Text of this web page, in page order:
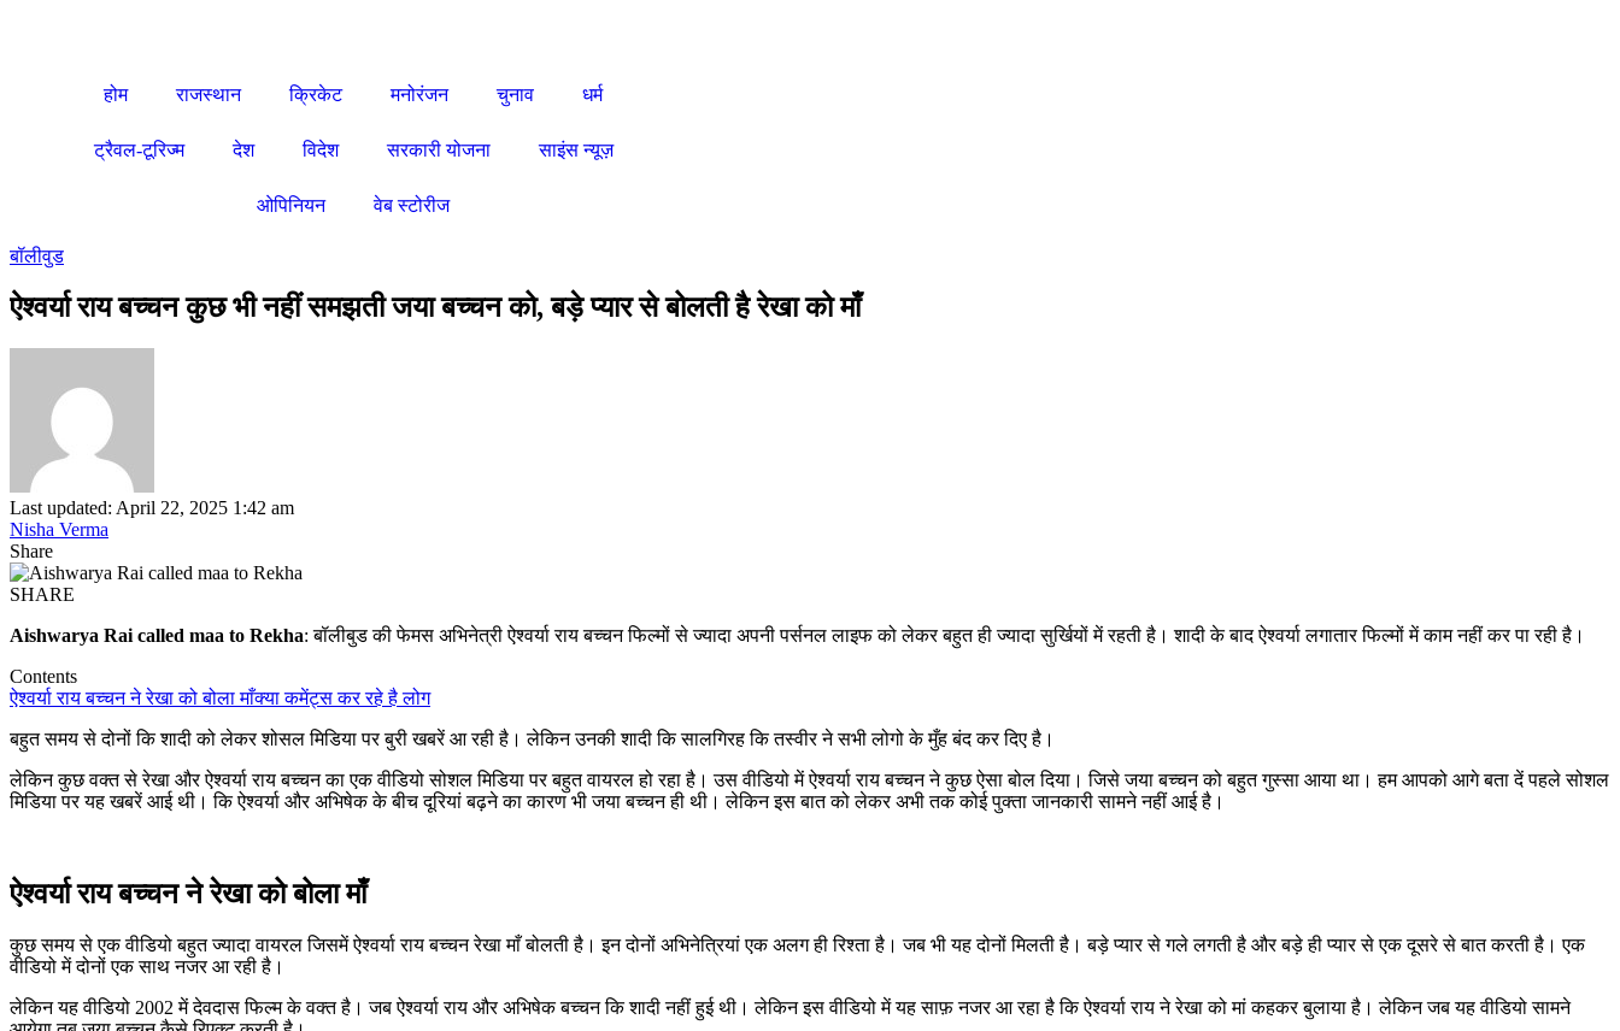
होम राजस्थान क्रिकेट मनोरंजन चुनाव धर्म
ट्रैवल-टूरिज्म देश विदेश सरकारी योजना साइंस न्यूज़
ओपिनियन वेब स्टोरीज
बॉलीवुड
ऐश्वर्या राय बच्चन कुछ भी नहीं समझती जया बच्चन को, बड़े प्यार से बोलती है रेखा को माँ
Last updated: April 22, 2025 1:42 am
Nisha Verma
Share
SHARE
Aishwarya Rai called maa to Rekha: बॉलीबुड की फेमस अभिनेत्री ऐश्वर्या राय बच्चन फिल्मों से ज्यादा अपनी पर्सनल लाइफ को लेकर बहुत ही ज्यादा सुर्खियों में रहती है। शादी के बाद ऐश्वर्या लगातार फिल्मों में काम नहीं कर पा रही है।
Contents
ऐश्वर्या राय बच्चन ने रेखा को बोला माँक्या कमेंट्स कर रहे है लोग
बहुत समय से दोनों कि शादी को लेकर शोसल मिडिया पर बुरी खबरें आ रही है। लेकिन उनकी शादी कि सालगिरह कि तस्वीर ने सभी लोगो के मुँह बंद कर दिए है।
लेकिन कुछ वक्त से रेखा और ऐश्वर्या राय बच्चन का एक वीडियो सोशल मिडिया पर बहुत वायरल हो रहा है। उस वीडियो में ऐश्वर्या राय बच्चन ने कुछ ऐसा बोल दिया। जिसे जया बच्चन को बहुत गुस्सा आया था। हम आपको आगे बता दें पहले सोशल
मिडिया पर यह खबरें आई थी। कि ऐश्वर्या और अभिषेक के बीच दूरियां बढ़ने का कारण भी जया बच्चन ही थी। लेकिन इस बात को लेकर अभी तक कोई पुक्ता जानकारी सामने नहीं आई है।
ऐश्वर्या राय बच्चन ने रेखा को बोला माँ
कुछ समय से एक वीडियो बहुत ज्यादा वायरल जिसमें ऐश्वर्या राय बच्चन रेखा माँ बोलती है। इन दोनों अभिनेत्रियां एक अलग ही रिश्ता है। जब भी यह दोनों मिलती है। बड़े प्यार से गले लगती है और बड़े ही प्यार से एक दूसरे से बात करती है। एक
वीडियो में दोनों एक साथ नजर आ रही है।
लेकिन यह वीडियो 2002 में देवदास फिल्म के वक्त है। जब ऐश्वर्या राय और अभिषेक बच्चन कि शादी नहीं हुई थी। लेकिन इस वीडियो में यह साफ़ नजर आ रहा है कि ऐश्वर्या राय ने रेखा को मां कहकर बुलाया है। लेकिन जब यह वीडियो सामने